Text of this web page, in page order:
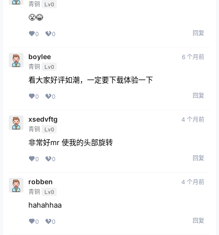
boylee 6 个月前
看大家好评如潮，一定要下载体验一下
xsedvftg 4 个月前
非常好mr 使我的头部旋转
robben 4 个月前
hahahhaa
Gin 2 个月前